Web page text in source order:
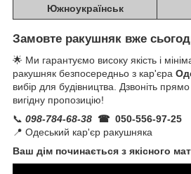
Южноукраїнськ
Замовте ракушняк вже
🌟 Ми гарантуємо високу якість і
ракушняк безпосередньо з кар'єра
вибір для будівництва. Дзвоніть
вигідну пропозицію!
📞 098-784-68-38 ☎ 050-556-97-25
📍 Одеський кар'єр ракушняка
Ваш дім починається з якісного